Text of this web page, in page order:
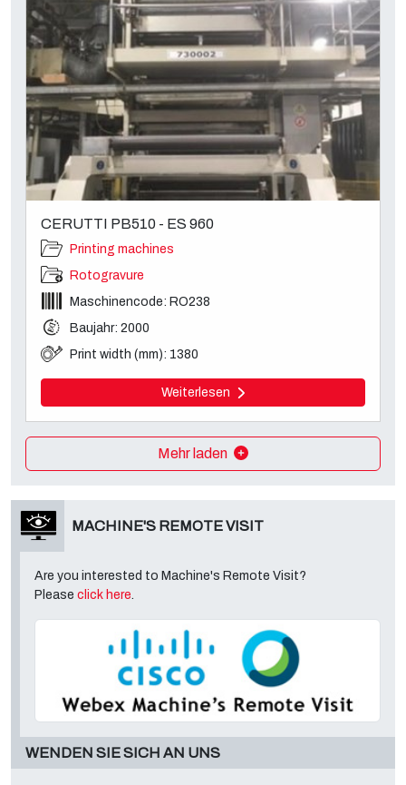
CERUTTI PB510 - ES 960
Printing machines
Rotogravure
Maschinencode: RO238
Baujahr: 2000
Print width (mm): 1380
Weiterlesen
Mehr laden
MACHINE'S REMOTE VISIT
Are you interested to Machine's Remote Visit?
Please click here
WENDEN SIE SICH AN UNS